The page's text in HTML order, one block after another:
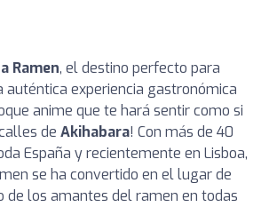
Ramen, el destino perfecto para
auténtica experiencia gastronómica
anime que te hará sentir como si
de Akihabara! Con más de 40
España y recientemente en Lisboa,
se ha convertido en el lugar de
de los amantes del ramen en todas